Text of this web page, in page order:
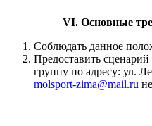
VI. Основные
Соблюдать данное
Предоставить
группу по адресу: ул.
molsport-zima@mail.ru